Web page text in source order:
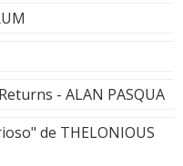
- ALAN PASQUA
de THELONIOUS